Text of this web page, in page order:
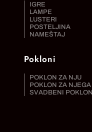
IGRE
LAMPE
LUSTERI
POSTELJINA
NAMEŠTAJ
Pokloni
POKLON ZA NJU
POKLON ZA NJEGA
SVADBENI POKLON